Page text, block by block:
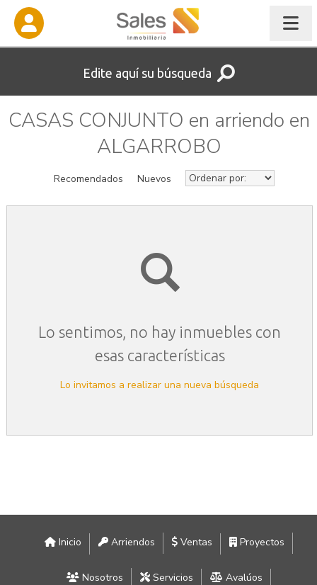
Edite aquí su búsqueda
CASAS CONJUNTO en arriendo en
ALGARROBO
Recomendados Nuevos
Lo sentimos, no hay inmuebles con
esas características
Lo invitamos a realizar una nueva búsqueda
Inicio Arriendos Ventas Proyectos
Nosotros Servicios Avalúos